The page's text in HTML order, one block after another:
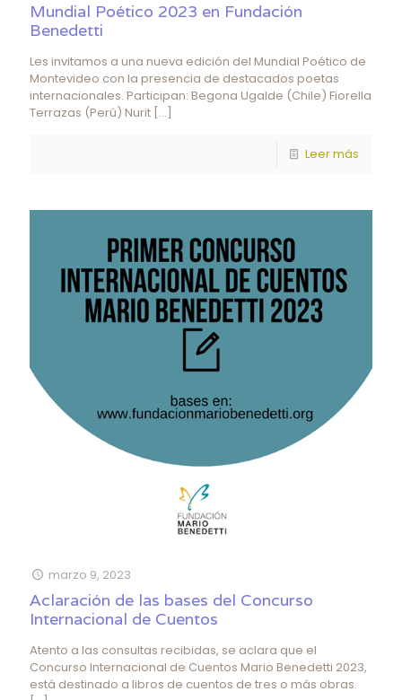
Mundial Poético 2023 en Fundación
Benedetti
Les invitamos a una nueva edición del Mundial Poético de
Montevideo con la presencia de destacados poetas
internacionales. Participan: Begona Ugalde (Chile) Fiorella
Terrazas (Perú) Nurit […]
Leer más
marzo 9, 2023
Aclaración de las bases del Concurso
Internacional de Cuentos
Atento a las consultas recibidas, se aclara que el
Concurso Internacional de Cuentos Mario Benedetti 2023,
está destinado a libros de cuentos de tres o más obras.